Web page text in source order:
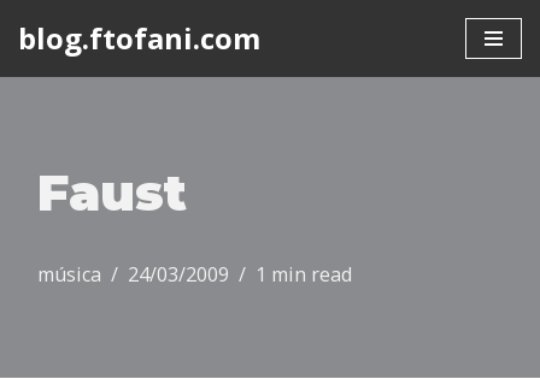
blog.ftofani.com
Faust
música 24/03/2009 1 min read